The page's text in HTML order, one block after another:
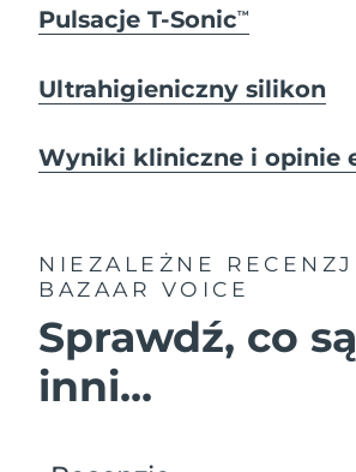
Pulsacje T-SonicTM
Ultrahigieniczny silikon
Wyniki kliniczne i opinie
NIEZALEŻNE
BAZAAR VOICE
Sprawdź, co
inni...